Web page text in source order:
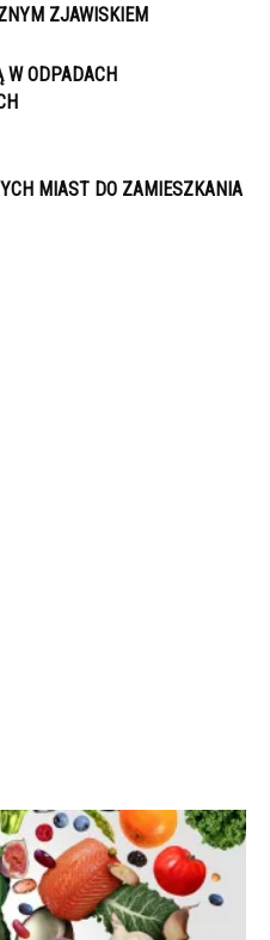
ZJAWISKIEM
W ODPADACH
MIAST DO ZAMIESZKANIA